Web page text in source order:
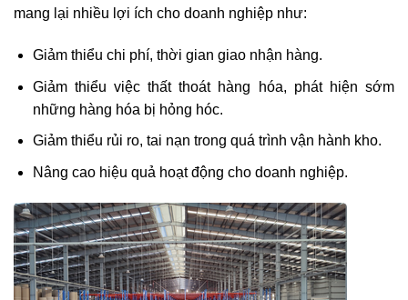
mang lại nhiều lợi ích cho doanh nghiệp như:
Giảm thiểu chi phí, thời gian giao nhận hàng.
Giảm thiểu việc thất thoát hàng hóa, phát hiện sớm
những hàng hóa bị hỏng hóc.
Giảm thiểu rủi ro, tai nạn trong quá trình vận hành kho.
Nâng cao hiệu quả hoạt động cho doanh nghiệp.